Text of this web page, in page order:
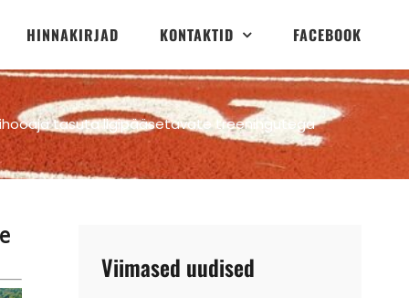
HINNAKIRJAD KONTAKTID FACEBOOK
tasuta ligipääsetavate treeningutega
Viimased uudised